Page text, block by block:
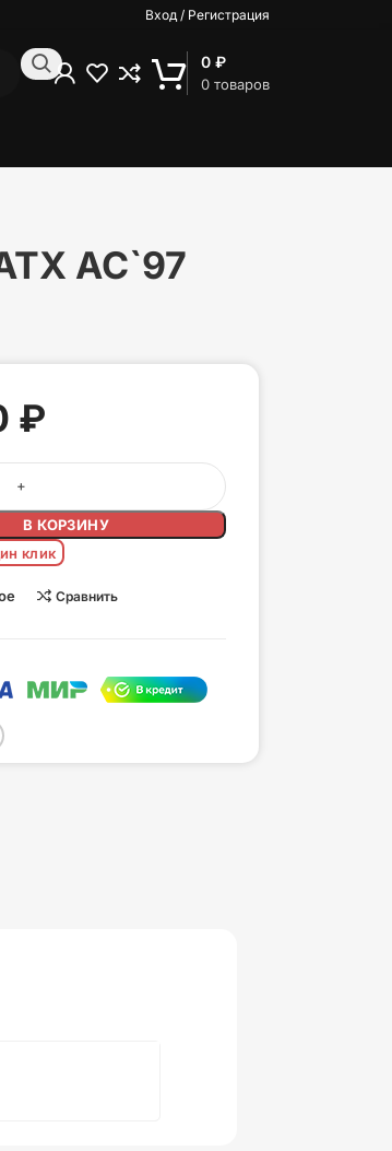
Вход / Регистрация
0 товаров
0 ₽
AC`97
₽
В КОРЗИНУ
клик
Сравнить